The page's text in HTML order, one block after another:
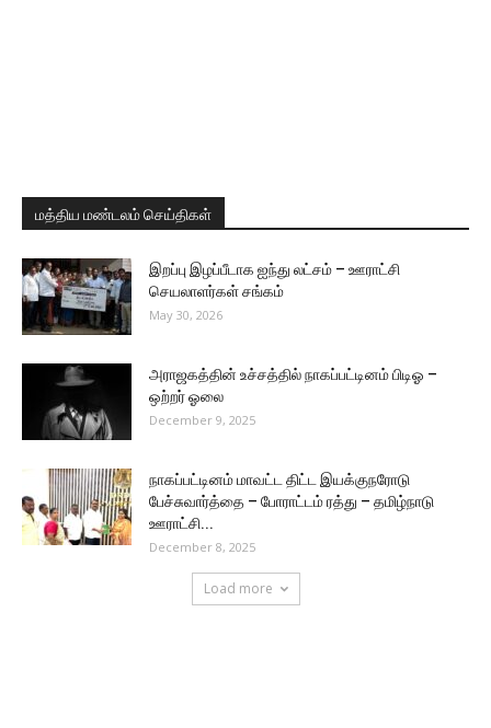
மத்திய மண்டலம் செய்திகள்
இறப்பு இழப்பீடாக ஐந்து லட்சம் – ஊராட்சி
செயலாளர்கள் சங்கம்
May 30, 2026
அராஜகத்தின் உச்சத்தில் நாகப்பட்டினம் பிடிஓ –
ஒற்றர் ஓலை
December 9, 2025
நாகப்பட்டினம் மாவட்ட திட்ட இயக்குநரோடு
பேச்சுவார்த்தை – போராட்டம் ரத்து – தமிழ்நாடு
ஊராட்சி...
December 8, 2025
Load more